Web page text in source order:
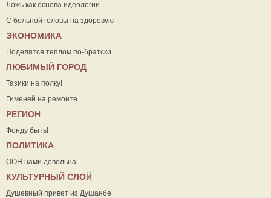
Ложь как основа идеологии
С больной головы на здоровую
ЭКОНОМИКА
Поделятся теплом по-братски
ЛЮБИМЫЙ ГОРОД
Тазики на полку!
Гименей на ремонте
РЕГИОН
Фонду быть!
ПОЛИТИКА
ООН нами довольна
КУЛЬТУРНЫЙ СЛОЙ
Душевный привет из Душанбе